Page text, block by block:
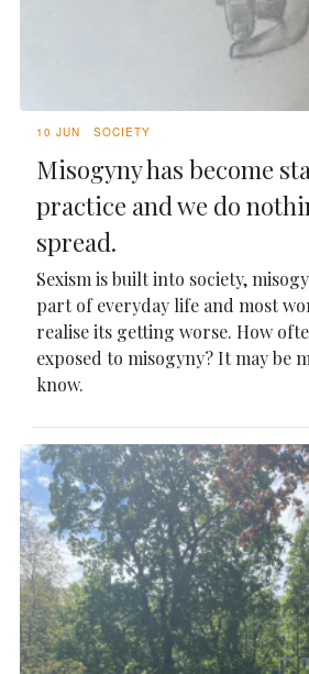
10 JUN SOCIETY
Misogyny has become
practice and we do
spread.
Sexism is built into society,
part of everyday life and most
realise its getting worse. How
exposed to misogyny? It may be
know.